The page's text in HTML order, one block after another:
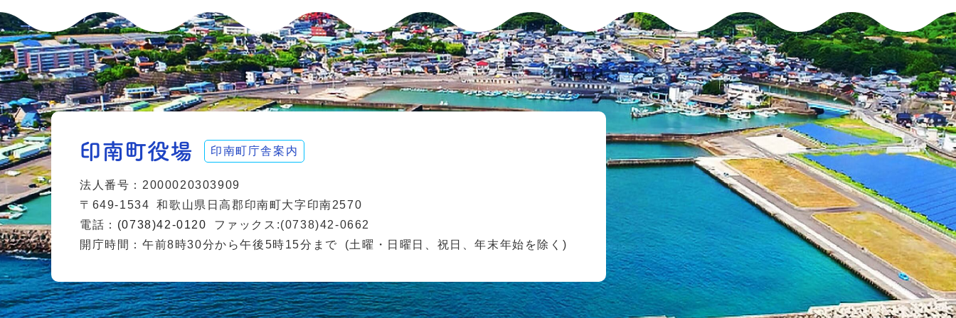
印南町庁舎案内
法人番号：2000020303909
〒649-1534
和歌山県日高郡印南町大字印南2570
電話： (0738)42-0120
ファックス:(0738)42-0662
開庁時間：午前8時30分から午後5時15分まで
(土曜・日曜日、祝日、年末年始を除く)